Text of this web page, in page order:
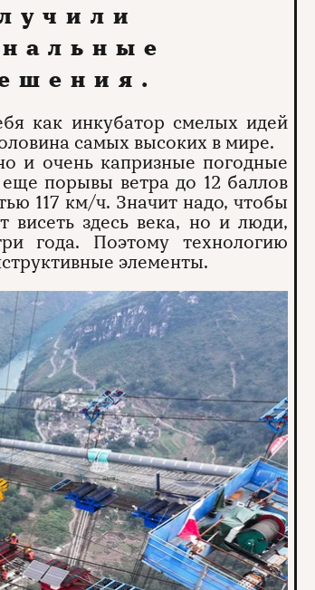
как инкубатор смелых идей
самых высоких в мире.
и очень капризные погодные
порывы ветра до 12 баллов
117 км/ч. Значит надо, чтобы
висеть здесь века, но и люди,
года. Поэтому технологию
элементы.